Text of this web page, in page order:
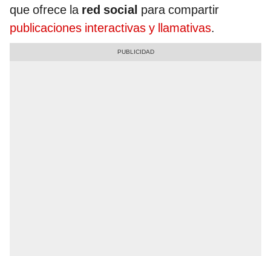
que ofrece la red social para compartir
publicaciones interactivas y llamativas.